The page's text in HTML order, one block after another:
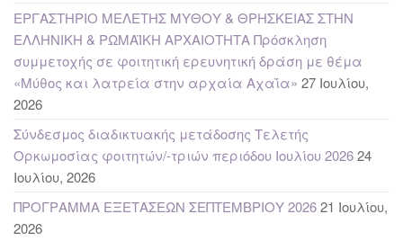
ΕΡΓΑΣΤΗΡΙΟ ΜΕΛΕΤΗΣ ΜΥΘΟΥ & ΘΡΗΣΚΕΙΑΣ ΣΤΗΝ
ΕΛΛΗΝΙΚΗ & ΡΩΜΑΪΚΗ ΑΡΧΑΙΟΤΗΤΑ Πρόσκληση
συμμετοχής σε φοιτητική ερευνητική δράση με θέμα
«Μύθος και λατρεία στην αρχαία Αχαΐα» 27 Ιουλίου,
2026
Σύνδεσμος διαδικτυακής μετάδοσης Τελετής
Ορκωμοσίας φοιτητών/-τριών περιόδου Ιουλίου 202624
Ιουλίου, 2026
ΠΡΟΓΡΑΜΜΑ ΕΞΕΤΑΣΕΩΝ ΣΕΠΤΕΜΒΡΙΟΥ 202621 Ιουλίου,
2026